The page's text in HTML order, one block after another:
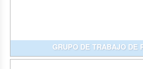
GRUPO DE TRABAJO DE